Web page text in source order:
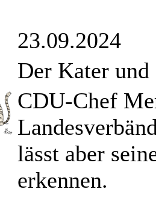
23.09.2024
Der Kater
CDU-Chef
lässt aber
erkennen.